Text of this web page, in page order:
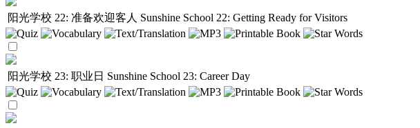
阳光学校 22: 准备欢迎客人 Sunshine School 22: Getting Ready for Visitors
阳光学校 23: 职业日 Sunshine School 23: Career Day